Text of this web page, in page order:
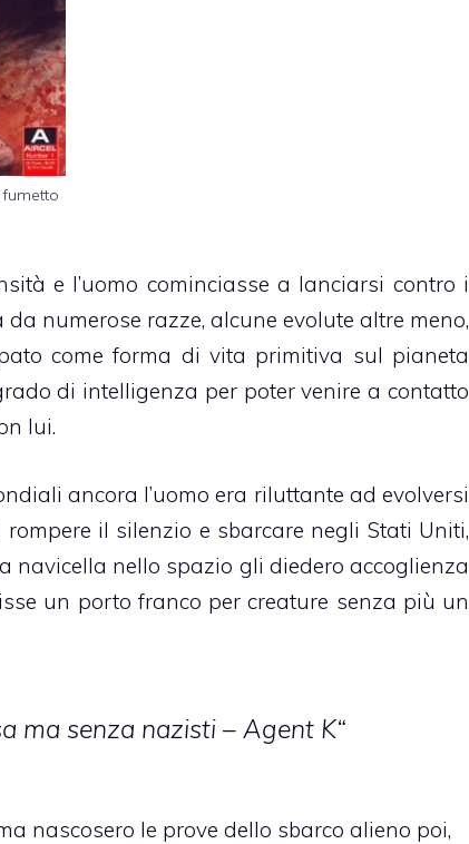
e l’uomo cominciasse a lanciarsi contro i
numerose razze, alcune evolute altre meno,
come forma di vita primitiva sul pianeta
di intelligenza per poter venire a contatto
lui.
ancora l’uomo era riluttante ad evolversi
il silenzio e sbarcare negli Stati Uniti,
navicella nello spazio gli diedero accoglienza
un porto franco per creature senza più un
ma senza nazisti – Agent K“
nascosero le prove dello sbarco alieno poi,